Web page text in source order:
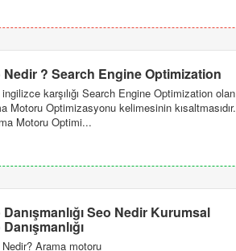
Nedir ? Search Engine Optimization
karşılığı Search Engine Optimization olan
Motoru Optimizasyonu kelimesinin kısaltmasıdır.
Motoru Optimi...
Seo Nedir Kurumsal
Arama motoru